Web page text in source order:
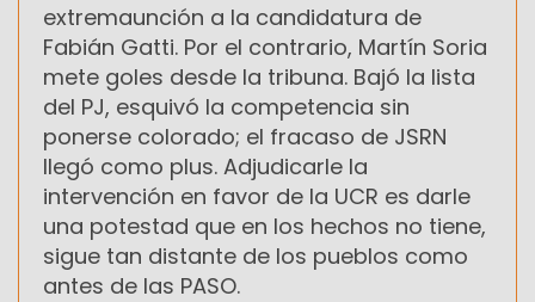
extremaunción a la candidatura de
Fabián Gatti. Por el contrario, Martín Soria
mete goles desde la tribuna. Bajó la lista
del PJ, esquivó la competencia sin
ponerse colorado; el fracaso de JSRN
llegó como plus. Adjudicarle la
intervención en favor de la UCR es darle
una potestad que en los hechos no tiene,
sigue tan distante de los pueblos como
antes de las PASO.